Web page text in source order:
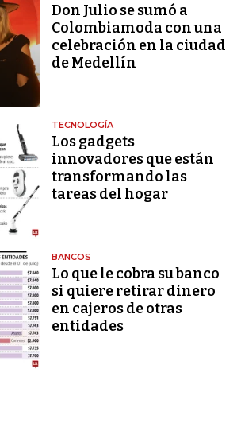
Don Julio se sumó a
Colombiamoda con una
celebración en la ciudad
de Medellín
TECNOLOGÍA
Los gadgets
innovadores que están
transformando las
tareas del hogar
BANCOS
Lo que le cobra su banco
si quiere retirar dinero
en cajeros de otras
entidades